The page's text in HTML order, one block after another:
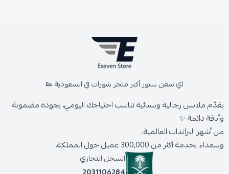
اي سفن ستور أكبر متجر شوزات في السعودية 👟
يقدّم ملابس رجالية ونسائية تناسب احتياجك اليومي، بجودة مضمونة
وأناقة دائمة ✨
من أشهر البراندات العالمية،
وسعداء بخدمة أكثر من 300,000 عميل حول المملكة.
السجل التجاري